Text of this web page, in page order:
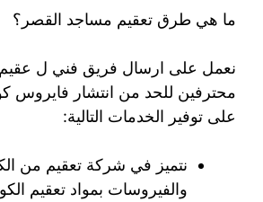
ما هي طرق تعقيم مساجد القصر؟
نعمل على ارسال فريق فني ل
محترفين للحد من انتشار فايروس
على توفير الخدمات التالية:
نتميز في شركة تعقيم من
والفيروسات بمواد تعقيم